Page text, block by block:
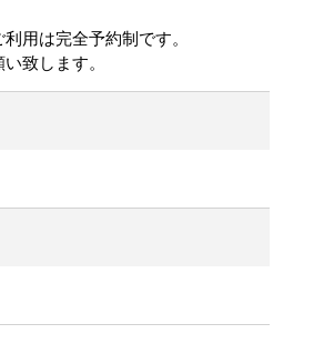
用は完全予約制です。
致します。